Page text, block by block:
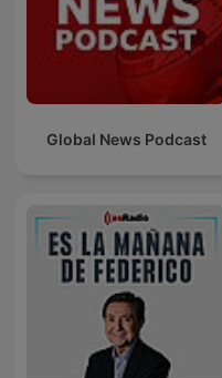
Global News Podcast